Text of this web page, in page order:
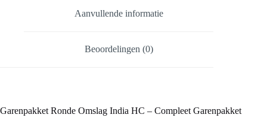
Aanvullende informatie
Beoordelingen (0)
Garenpakket Ronde Omslag India HC – Compleet Garenpakket